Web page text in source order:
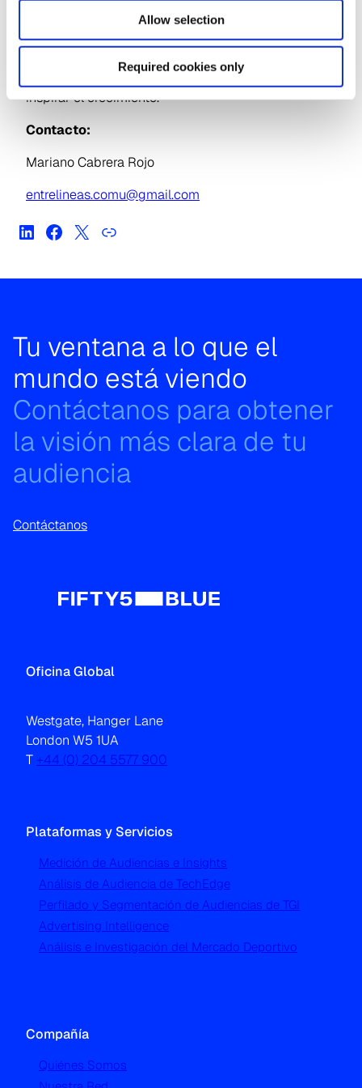
Allow selection
Required cookies only
siente, compra, comparte, elige y ve la gente. Al
combinar nuestra experiencia en conocimiento
humano con tecnologías avanzadas, ayudamos a
nuestros clientes a comprender a las personas e
inspirar el crecimiento.
Contacto:
Mariano Cabrera Rojo
entrelineas.comu@gmail.com
Tu ventana a lo que el
mundo está viendo
Contáctanos para obtener
la visión más clara de tu
audiencia
Contáctanos
Oficina Global
Westgate, Hanger Lane
London W5 1UA
T +44 (0) 204 5577 900
Plataformas y Servicios
Medición de Audiencias e Insights
Análisis de Audiencia de TechEdge
Perfilado y Segmentación de Audiencias de TGI
Advertising Intelligence
Análisis e Investigación del Mercado Deportivo
Compañía
Quiénes Somos